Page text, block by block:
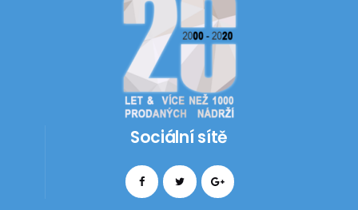
Sociální sítě